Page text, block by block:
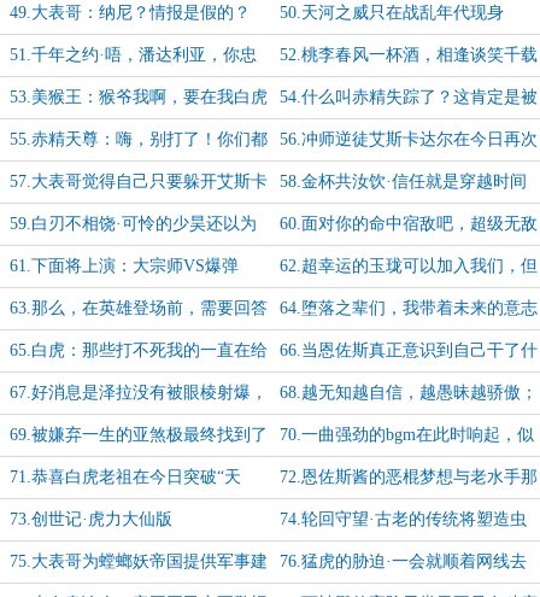
在变形选项里选择它们了 不知道自己要被偷家了
49.大表哥：纳尼？情报是假的？ 50.天河之威只在战乱年代现身
（×）惹祸精白虎去哪哪乱（√）
51.千年之约·唔，潘达利亚，你忠
诚的虎力大仙回来了！
52.桃李春风一杯酒，相逢谈笑千载
间
53.美猴王：猴爷我啊，要在我白虎
兄弟的引荐下去魅夜天庭当官啦
54.什么叫赤精失踪了？这肯定是被
女土匪绑架抓去当压寨老公啦
55.赤精天尊：嗨，别打了！你们都
是我的翅膀啊！
56.冲师逆徒艾斯卡达尔在今日再次
顶撞恩师！该打！
57.大表哥觉得自己只要躲开艾斯卡
达尔就好，却没意识到它的受难无处
不在
58.金杯共汝饮·信任就是穿越时间
与宿命的那杯酒
59.白刃不相饶·可怜的少昊还以为
自己能休息了，笑死，阎王麾下正缺
人呢
60.面对你的命中宿敌吧，超级无敌
全状态重装四合一吞星式亚煞极苏醒
啦！
61.下面将上演：大宗师VS爆弹
枪，谁会赢？谁会输？让我们拭目以
待
62.超幸运的玉珑可以加入我们，但
已经有鸡了，所以赤精排除！
63.那么，在英雄登场前，需要回答
的问题就只有一个了
64.堕落之辈们，我带着未来的意志
回来了！
65.白虎：那些打不死我的一直在给
我按摩...
66.当恩佐斯真正意识到自己干了什
么蠢事的时候，已经来不来啦！
67.好消息是泽拉没有被眼棱射爆，
坏消息是要被做成圣光刺身力
68.越无知越自信，越愚昧越骄傲；
傲慢，是只属于弱者的特权
69.被嫌弃一生的亚煞极最终找到了
自己的幸福归宿（大嘘）
70.一曲强劲的bgm在此时响起，似
乎是一首很老的歌，叫什么六神合
体?
71.恭喜白虎老祖在今日突破“天
人”之境！老祖可以撑地啦
72.恩佐斯酱的恶棍梦想与老水手那
失而复得的老婆船
73.创世记·虎力大仙版 74.轮回守望·古老的传统将塑造虫
群的未来
75.大表哥为螳螂妖帝国提供军事建 76.猛虎的胁迫·一会就顺着网线去